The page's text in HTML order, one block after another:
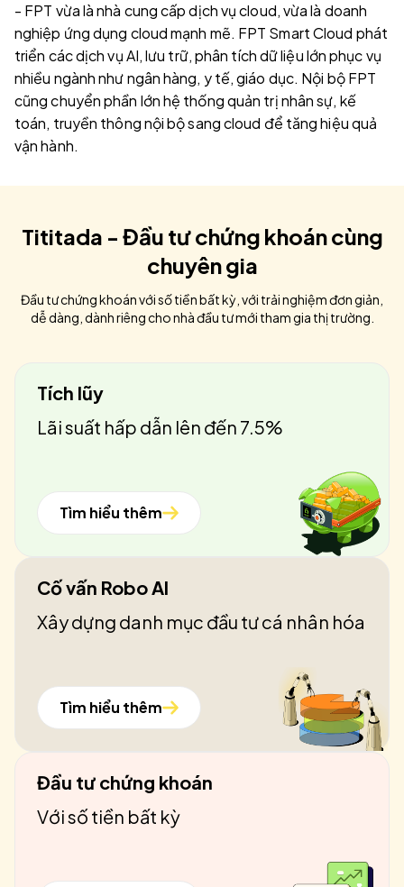
- FPT vừa là nhà cung cấp dịch vụ cloud, vừa là doanh
nghiệp ứng dụng cloud mạnh mẽ. FPT Smart Cloud phát
triển các dịch vụ AI, lưu trữ, phân tích dữ liệu lớn phục vụ
nhiều ngành như ngân hàng, y tế, giáo dục. Nội bộ FPT
cũng chuyển phần lớn hệ thống quản trị nhân sự, kế
toán, truyền thông nội bộ sang cloud để tăng hiệu quả
vận hành.
Tititada - Đầu tư chứng khoán cùng
chuyên gia
Đầu tư chứng khoán với số tiền bất kỳ, với trải nghiệm đơn giản,
dễ dàng, dành riêng cho nhà đầu tư mới tham gia thị trường.
Tích lũy
Lãi suất hấp dẫn lên đến 7.5%
Tìm hiểu thêm
Cố vấn Robo AI
Xây dựng danh mục đầu tư cá nhân hóa
Tìm hiểu thêm
Đầu tư chứng khoán
Với số tiền bất kỳ